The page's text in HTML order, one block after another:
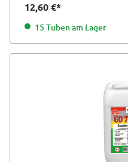
12,60 €*
15 Tuben am Lager